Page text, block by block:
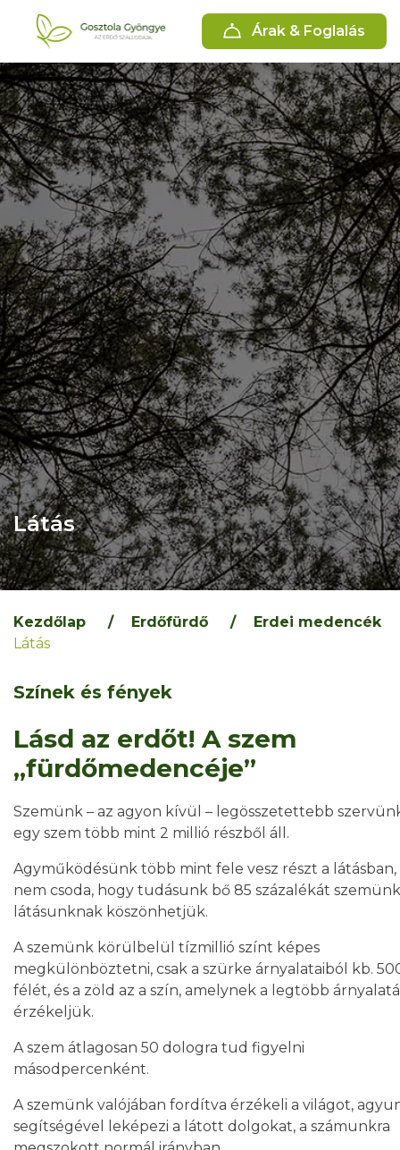
Árak & Foglalás
Látás
Kezdőlap / Erdőfürdő /
Erdei medencék
Látás
Színek és fények
​​Lásd az erdőt! A szem
„fürdőmedencéje”
Szemünk – az agyon kívül – legösszetettebb
egy szem több mint 2 millió részből áll.
Agyműködésünk több mint fele vesz részt a látásban,
nem csoda, hogy tudásunk bő 85 százalékát
látásunknak köszönhetjük.
A szemünk körülbelül tízmillió színt képes
megkülönböztetni, csak a szürke árnyalataiból kb.
félét, és a zöld az a szín, amelynek a legtöbb
érzékeljük.
A szem átlagosan 50 dologra tud figyelni
másodpercenként.
A szemünk valójában fordítva érzékeli a világot,
segítségével leképezi a látott dolgokat, a számunkra